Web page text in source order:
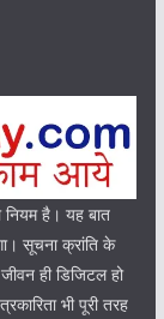
है। यह बात
सूचना क्रांति के
ही डिजिटल हो
भी पूरी तरह